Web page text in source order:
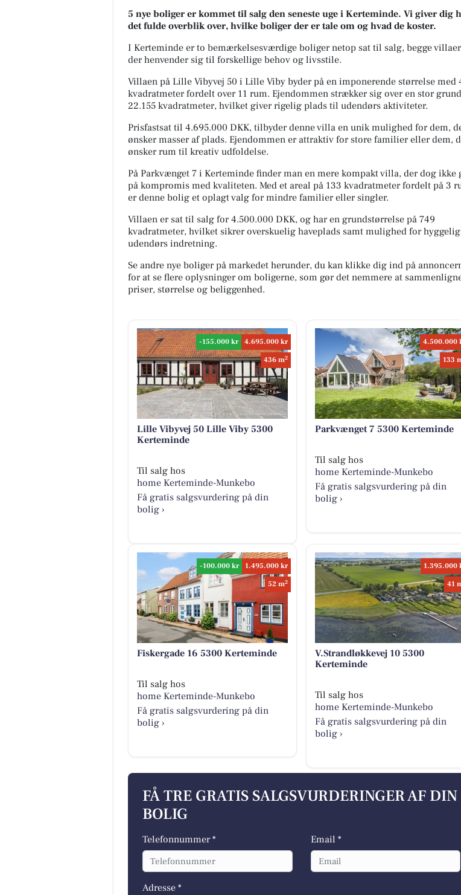
5 nye boliger er kommet til salg den seneste uge i Kerteminde. Vi giver dig
det fulde overblik over, hvilke boliger der er tale om og hvad de koster.
I Kerteminde er to bemærkelsesværdige boliger netop sat til salg, begge
der henvender sig til forskellige behov og livsstile.
Villaen på Lille Vibyvej 50 i Lille Viby byder på en imponerende størrelse med
kvadratmeter fordelt over 11 rum. Ejendommen strækker sig over en stor
22.155 kvadratmeter, hvilket giver rigelig plads til udendørs aktiviteter.
Prisfastsat til 4.695.000 DKK, tilbyder denne villa en unik mulighed for dem,
ønsker masser af plads. Ejendommen er attraktiv for store familier eller dem,
ønsker rum til kreativ udfoldelse.
På Parkvænget 7 i Kerteminde finder man en mere kompakt villa, der dog ikke
på kompromis med kvaliteten. Med et areal på 133 kvadratmeter fordelt på 3
er denne bolig et oplagt valg for mindre familier eller singler.
Villaen er sat til salg for 4.500.000 DKK, og har en grundstørrelse på 749
kvadratmeter, hvilket sikrer overskuelig haveplads samt mulighed for hyggelig
udendørs indretning.
Se andre nye boliger på markedet herunder, du kan klikke dig ind på
for at se flere oplysninger om boligerne, som gør det nemmere at
priser, størrelse og beliggenhed.
-155.000 kr
4.695.000 kr
436 m2
Lille Vibyvej 50 Lille Viby 5300
Kerteminde
Til salg hos
home Kerteminde-Munkebo
Få gratis salgsvurdering på din
bolig ›
4.500.000
133
Parkvænget 7 5300 Kerteminde
Til salg hos
home Kerteminde-Munkebo
Få gratis salgsvurdering på din
bolig ›
-100.000 kr
1.495.000 kr
52 m2
Fiskergade 16 5300 Kerteminde
Til salg hos
home Kerteminde-Munkebo
Få gratis salgsvurdering på din
bolig ›
1.395.000
41
V.Strandløkkevej 10 5300
Kerteminde
Til salg hos
home Kerteminde-Munkebo
Få gratis salgsvurdering på din
bolig ›
FÅ TRE GRATIS SALGSVURDERINGER AF DIN
BOLIG
Telefonnummer * Email *
Adresse *